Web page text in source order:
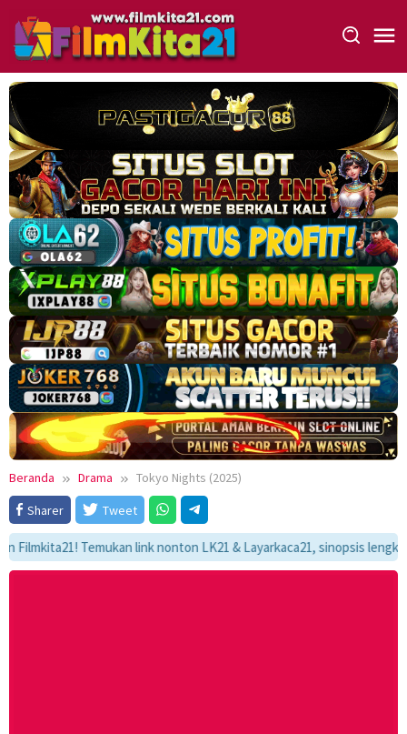
konten
Beranda Drama
Tokyo Nights (2025)
Sharer
Tweet
Temukan link nonton LK21 & Layarkaca21, sinopsis